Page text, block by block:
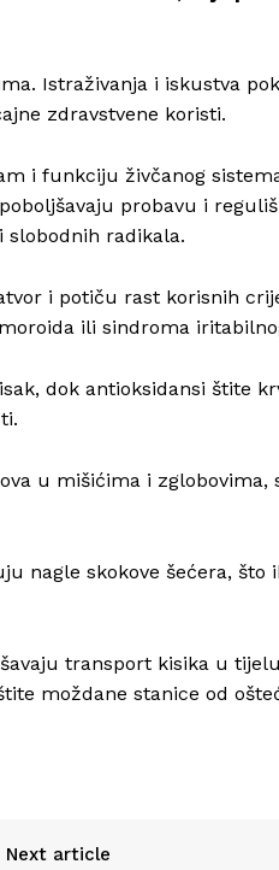
Istraživanja i iskustva
zdravstvene koristi.
i funkciju živčanog
probavu i
slobodnih radikala.
i potiču rast korisnih
ili sindroma
dok antioksidansi štite
u mišićima i zglobovima,
nagle skokove šećera, što
transport kisika u
moždane stanice od
Next article